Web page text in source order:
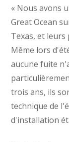
« Nous avons
Great Ocean
Texas, et
Même lors
aucune fuite
trois ans, ils
technique de
d'installation